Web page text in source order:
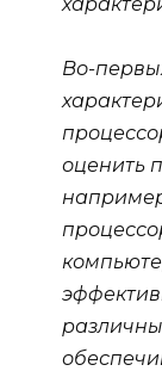
Во-
оценить